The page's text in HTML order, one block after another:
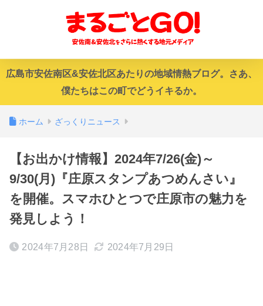
広島市安佐南区&安佐北区あたりの地域情熱ブログ。さあ、
僕たちはこの町でどうイキるか。
ホーム ざっくりニュース
【お出かけ情報】2024年7/26(金)～
9/30(月)『庄原スタンプあつめんさい』
を開催。スマホひとつで庄原市の魅力を
発見しよう！
2024年7月28日 2024年7月29日